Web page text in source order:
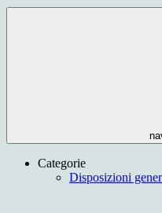
Categorie
Disposizioni